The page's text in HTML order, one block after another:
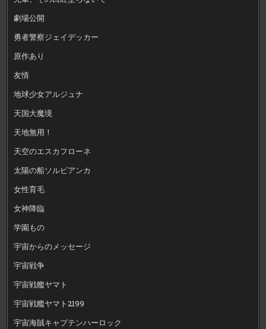
劇場公開
勇者警察ジェイデッカー
原作あり
友情
地球少女アルジュナ
天国大魔境
天地無用！
天空のエスカフローネ
太陽の船ソルビアンカ
女性育毛
女神降臨
学園もの
宇宙からのメッセージ
宇宙戦争
宇宙戦艦ヤマト
宇宙戦艦ヤマト2199
宇宙海賊キャプテンハーロック